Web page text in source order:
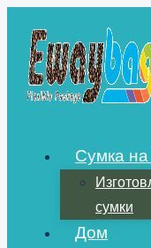
содержимому
Сумка на
сумки
Дом